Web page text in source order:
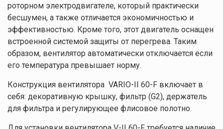
роторном электродвигателе, который практически
бесшумен, а также отличается экономичностью и
эффективностью. Кроме того, этот двигатель оснащен
встроенной системой защиты от перегрева. Таким
образом, вентилятор автоматически отключается если
его температура превышает норму.
Конструкция вентилятора VARIO-II 60-F включает в
себя: декоративную крышку, фильтр (G2), держатель
для фильтра и регулирующее флисовое полотно.